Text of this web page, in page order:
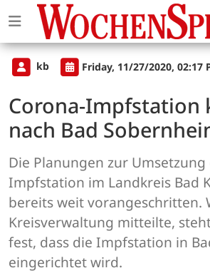
kb Friday, 11/27/2020, 02:17
Corona-Impfstation
nach Bad
Die Planungen zur
Impfstation im Landkreis Bad
bereits weit vorangeschritten.
Kreisverwaltung mitteilte,
fest, dass die Impfstation in
eingerichtet wird.